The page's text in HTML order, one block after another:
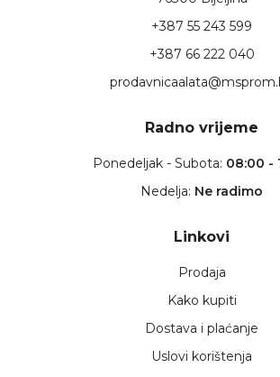
+387 55 243 599
+387 66 222 040
Radno vrijeme
Ponedeljak - Subota: 08:00 -
Nedelja: Ne radimo
Linkovi
Prodaja
Kako kupiti
Dostava i plaćanje
Uslovi korištenja